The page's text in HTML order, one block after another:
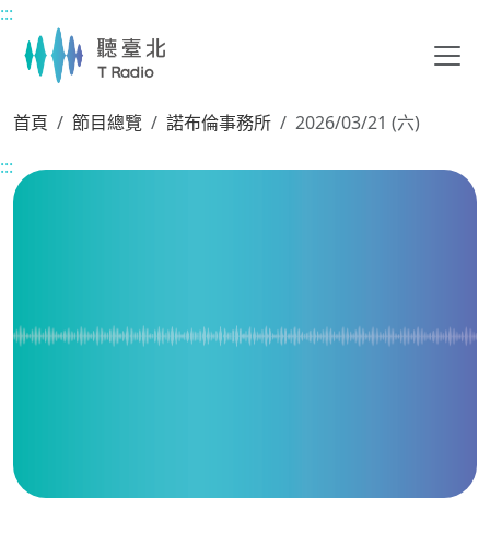
主要內容區塊
:::
首頁 節目總覽 諾布倫事務所
2026/03/21 (六)
:::